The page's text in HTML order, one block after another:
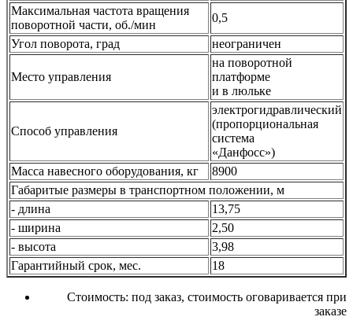
Максимальная частота вращения
поворотной части, об./мин
0,5
Угол поворота, град
неограничен
Место управления
на поворотной
платформе
и в люльке
Способ управления
электрогидравлический
(пропорциональная
система
«Данфосс»)
Масса навесного оборудования, кг
8900
Габаритые размеры в транспортном положении, м
- длина
13,75
- ширина
2,50
- высота
3,98
Гарантийный срок, мес.
18
Стоимость: под заказ, стоимость оговаривается при
заказе